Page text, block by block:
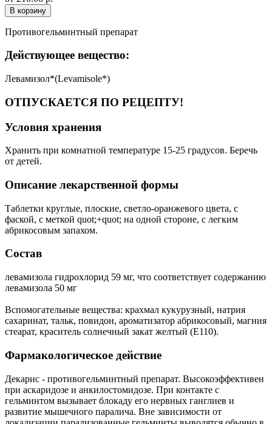
В корзину
Противогельминтный препарат
Действующее вещество:
Левамизол*(Levamisole*)
ОТПУСКАЕТСЯ ПО РЕЦЕПТУ!
Условия хранения
Хранить при комнатной температуре 15-25 градусов. Беречь
от детей.
Описание лекарственной формы
Таблетки круглые, плоские, светло-оранжевого цвета, с
фаской, с меткой quot;+quot; на одной стороне, с легким
абрикосовым запахом.
Состав
левамизола гидрохлорид 59 мг, что соответствует содержанию
левамизола 50 мг
Вспомогательные вещества: крахмал кукурузный, натрия
сахаринат, тальк, повидон, ароматизатор абрикосовый, магния
стеарат, краситель солнечный закат желтый (E110).
Фармакологическое действие
Декарис - противогельминтный препарат. Высокоэффективен
при аскаридозе и анкилостомидозе. При контакте с
гельминтом вызывает блокаду его нервных ганглиев и
развитие мышечного паралича. Вне зависимости от